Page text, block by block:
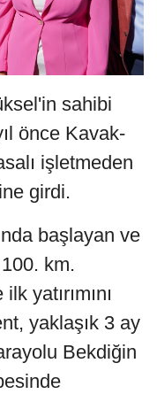
sahibi
önce Kavak-
işletmeden
girdi.
başlayan ve
km.
yatırımını
yaklaşık 3 ay
Bekdiğin